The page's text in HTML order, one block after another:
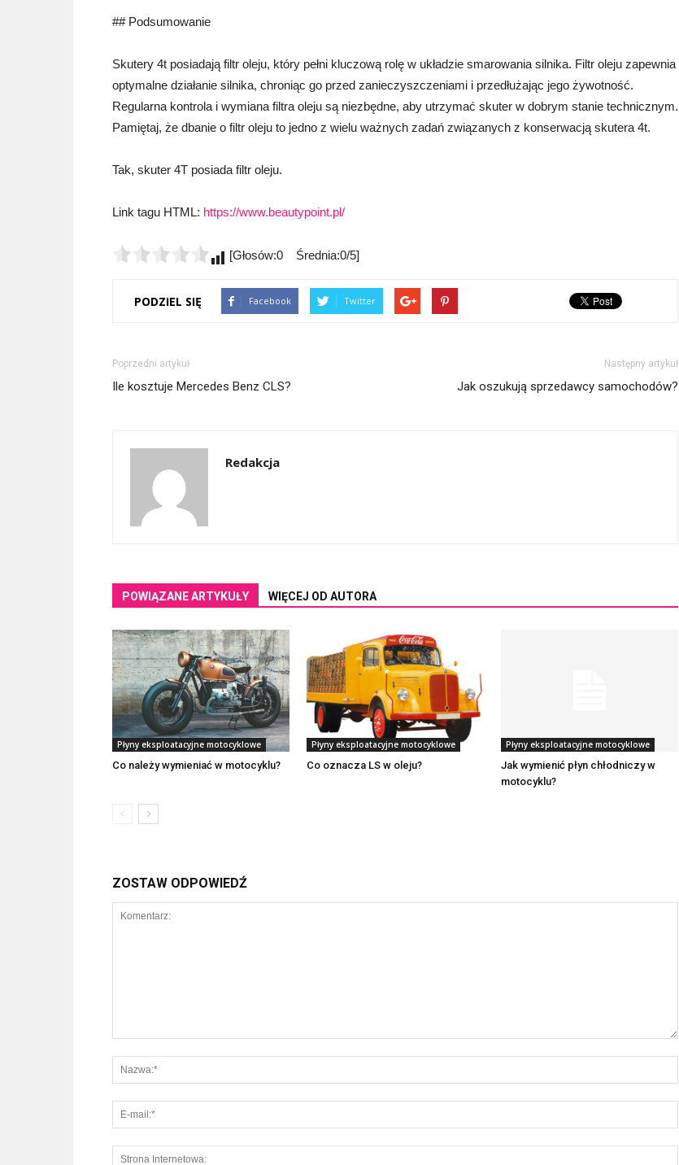
## Podsumowanie
Skutery 4t posiadają filtr oleju, który pełni kluczową rolę w układzie smarowania silnika. Filtr oleju zapewnia
optymalne działanie silnika, chroniąc go przed zanieczyszczeniami i przedłużając jego żywotność.
Regularna kontrola i wymiana filtra oleju są niezbędne, aby utrzymać skuter w dobrym stanie technicznym.
Pamiętaj, że dbanie o filtr oleju to jedno z wielu ważnych zadań związanych z konserwacją skutera 4t.
Tak, skuter 4T posiada filtr oleju.
Link tagu HTML: https://www.beautypoint.pl/
[Głosów:0 Średnia:0/5]
PODZIEL SIĘ Facebook Twitter
Poprzedni artykuł
Ile kosztuje Mercedes Benz CLS?
Następny artykuł
Jak oszukują sprzedawcy samochodów?
Redakcja
POWIĄZANE ARTYKUŁY WIĘCEJ OD AUTORA
Płyny eksploatacyjne motocyklowe
Co należy wymieniać w motocyklu?
Płyny eksploatacyjne motocyklowe
Co oznacza LS w oleju?
Płyny eksploatacyjne motocyklowe
Jak wymienić płyn chłodniczy w
motocyklu?
ZOSTAW ODPOWIEDŹ